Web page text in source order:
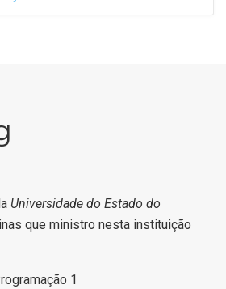
Universidade do Estado do
que ministro nesta instituição
1